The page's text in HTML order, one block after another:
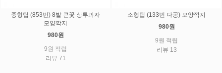
중형팁 (853번) 8발 큰꽃 상투과자
모양깍지
980원
9원 적립
리뷰 71
소형팁 (133번 다공) 모양깍지
980원
9원 적립
리뷰 13